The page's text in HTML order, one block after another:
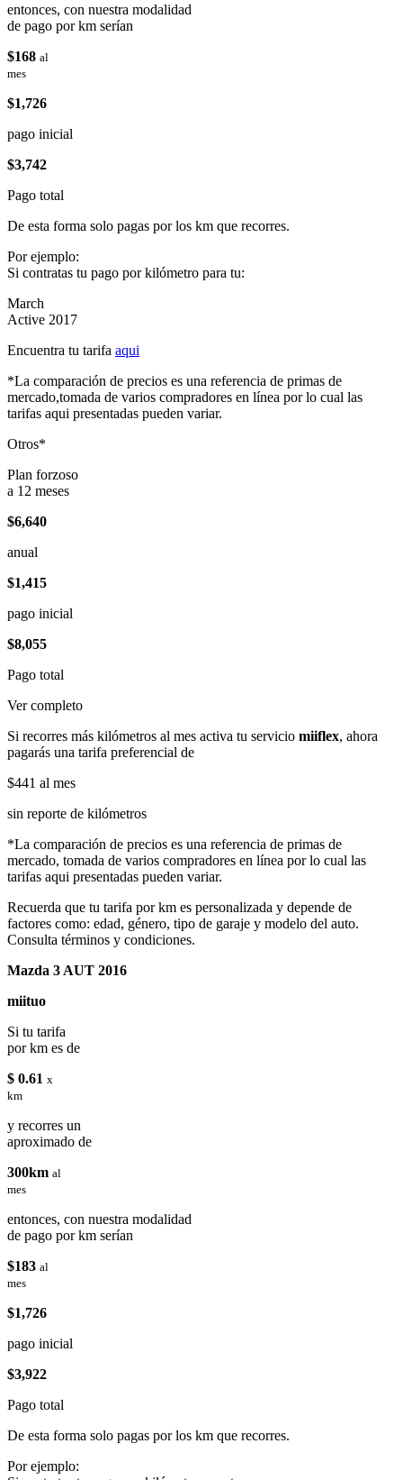
entonces, con nuestra modalidad
de pago por km serían
$168 al
mes
$1,726
pago inicial
$3,742
Pago total
De esta forma solo pagas por los km que recorres.
Por ejemplo:
Si contratas tu pago por kilómetro para tu:
March
Active 2017
Encuentra tu tarifa aqui
*La comparación de precios es una referencia de primas de
mercado,tomada de varios compradores en línea por lo cual las
tarifas aqui presentadas pueden variar.
Otros*
Plan forzoso
a 12 meses
$6,640
anual
$1,415
pago inicial
$8,055
Pago total
Ver completo
Si recorres más kilómetros al mes activa tu servicio miiflex, ahora
pagarás una tarifa preferencial de
$441 al mes
sin reporte de kilómetros
*La comparación de precios es una referencia de primas de
mercado, tomada de varios compradores en línea por lo cual las
tarifas aqui presentadas pueden variar.
Recuerda que tu tarifa por km es personalizada y depende de
factores como: edad, género, tipo de garaje y modelo del auto.
Consulta términos y condiciones.
Mazda 3 AUT 2016
miituo
Si tu tarifa
por km es de
$ 0.61 x
km
y recorres un
aproximado de
300km al
mes
entonces, con nuestra modalidad
de pago por km serían
$183 al
mes
$1,726
pago inicial
$3,922
Pago total
De esta forma solo pagas por los km que recorres.
Por ejemplo: